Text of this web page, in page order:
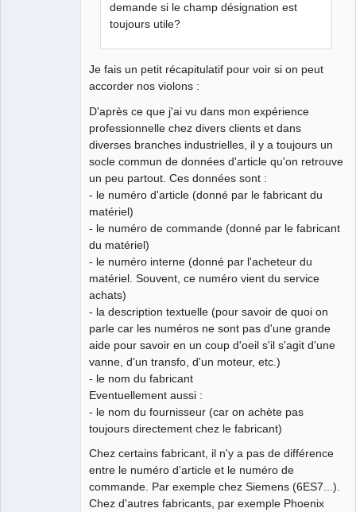
demande si le champ désignation est
toujours utile?
Je fais un petit récapitulatif pour voir si on peut
accorder nos violons :
D'après ce que j'ai vu dans mon expérience
professionnelle chez divers clients et dans
diverses branches industrielles, il y a toujours un
socle commun de données d'article qu'on retrouve
un peu partout. Ces données sont :
- le numéro d'article (donné par le fabricant du
matériel)
- le numéro de commande (donné par le fabricant
du matériel)
- le numéro interne (donné par l'acheteur du
matériel. Souvent, ce numéro vient du service
achats)
- la description textuelle (pour savoir de quoi on
parle car les numéros ne sont pas d'une grande
aide pour savoir en un coup d'oeil s'il s'agit d'une
vanne, d'un transfo, d'un moteur, etc.)
- le nom du fabricant
Eventuellement aussi :
- le nom du fournisseur (car on achète pas
toujours directement chez le fabricant)
Chez certains fabricant, il n'y a pas de différence
entre le numéro d'article et le numéro de
commande. Par exemple chez Siemens (6ES7...).
Chez d'autres fabricants, par exemple Phoenix